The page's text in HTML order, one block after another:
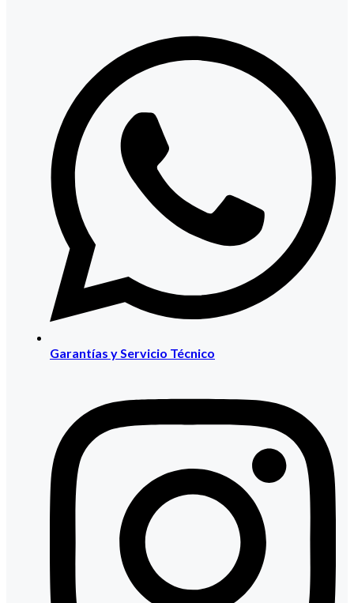
Garantías y Servicio Técnico